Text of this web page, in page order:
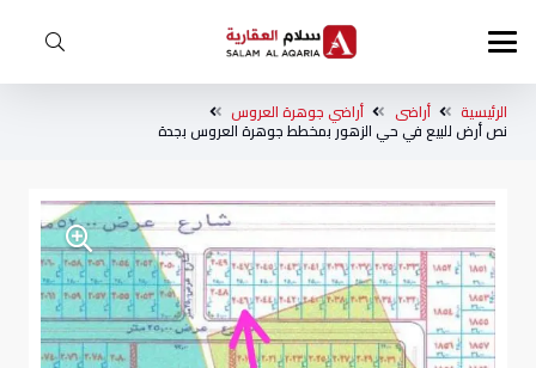
الرئيسية أراضى أراضي جوهرة العروس
نص أرض للبيع في حي الزهور بمخطط جوهرة العروس بجدة